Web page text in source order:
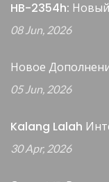
HB-2354h:
08 Jun, 2026
Новое
05 Jun, 2026
Kalang Lalah
30 Apr, 2026